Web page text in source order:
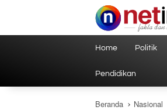
Home Politik
Pendidikan
Beranda Nasional